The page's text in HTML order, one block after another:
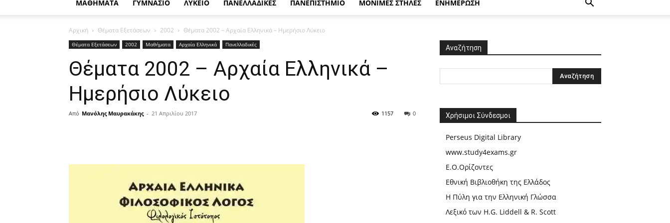
ΜΑΘΗΜΑΤΑ ΓΥΜΝΑΣΙΟ ΛΥΚΕΙΟ ΠΑΝΕΛΛΑΔΙΚΕΣ ΠΑΝΕΠΙΣΤΗΜΙΟ ΜΟΝΙΜΕΣ ΣΤΗΛΕΣ ΕΝΗΜΕΡΩΣΗ
Αρχική Θέματα Εξετάσεων 2002 Θέματα 2002 – Αρχαία Ελληνικά – Ημερήσιο Λύκειο
Θέματα Εξετάσεων 2002 Μαθήματα Αρχαία Ελληνικά Πανελλαδικές
Θέματα 2002 – Αρχαία Ελληνικά –
Ημερήσιο Λύκειο
Από Μανόλης Μαυρακάκης - 21 Απριλίου 2017 0
1157
Αναζήτηση
Χρήσιμοι Σύνδεσμοι
Perseus Digital Library
www.study4exams.gr
Ε.Ο.Ορίζοντες
Εθνική Βιβλιοθήκη της Ελλάδος
Η Πύλη για την Ελληνική Γλώσσα
Λεξικό των H.G. Liddell & R. Scott